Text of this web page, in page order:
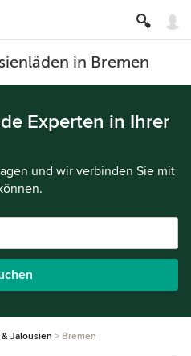
in Bremen
Experten in Ihrer
und wir verbinden Sie mit
Jalousien Bremen